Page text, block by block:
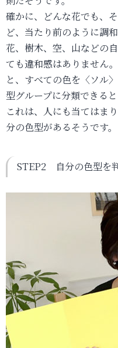
確かに、どんな花でも、
ど、当たり前のように調
花、樹木、空、山などの
ても違和感はありません
と、すべての色を〈ソル
型グループに分類できると
これは、人にも当てはま
分の色型があるそうです。
STEP2 自分の色型を